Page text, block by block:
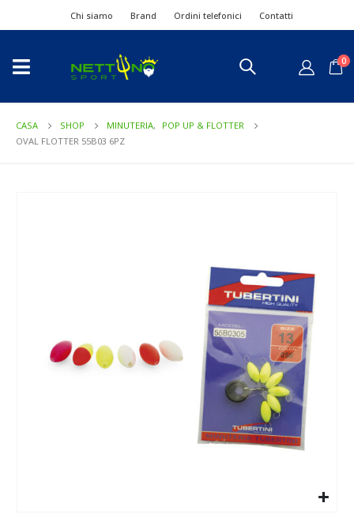
Chi siamo Brand Ordini telefonici Contatti
0
CASA SHOP MINUTERIA,
POP UP & FLOTTER
OVAL FLOTTER 55B03 6PZ